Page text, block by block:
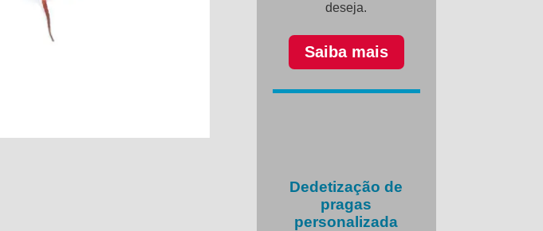
deseja.
Saiba mais
Dedetização de
pragas
personalizada